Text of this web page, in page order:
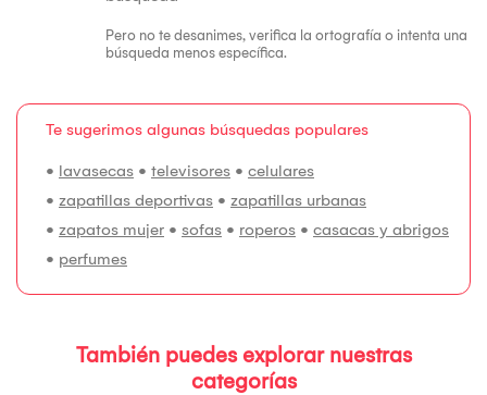
Pero no te desanimes, verifica la ortografía o intenta una
búsqueda menos específica.
Te sugerimos algunas búsquedas populares
• lavasecas • televisores • celulares
• zapatillas deportivas • zapatillas urbanas
• zapatos mujer • sofas • roperos • casacas y abrigos
• perfumes
También puedes explorar nuestras
categorías